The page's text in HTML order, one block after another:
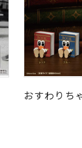
おすわり